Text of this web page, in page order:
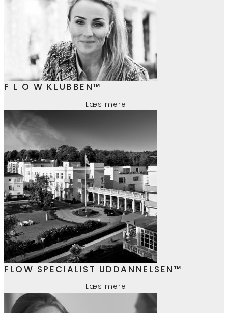
F L O W KLUBBEN™
Læs mere
FLOW SPECIALIST UDDANNELSEN™
Læs mere